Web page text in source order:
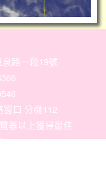
路一段19號
口 分機112
器以上獲得最佳